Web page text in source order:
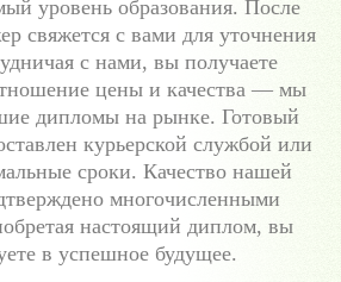
уровень образования. После
свяжется с вами для уточнения
с нами, вы получаете
цены и качества — мы
дипломы на рынке. Готовый
курьерской службой или
сроки. Качество нашей
многочисленными
настоящий диплом, вы
в успешное будущее.